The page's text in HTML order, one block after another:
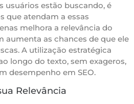
usuários estão buscando, é
que atendam a essas
melhora a relevância do
aumenta as chances de que ele
A utilização estratégica
longo do texto, sem exageros,
desempenho em SEO.
Relevância